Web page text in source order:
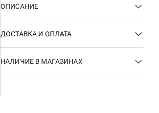
ОПИСАНИЕ
ДОСТАВКА И ОПЛАТА
НАЛИЧИЕ В МАГАЗИНАХ